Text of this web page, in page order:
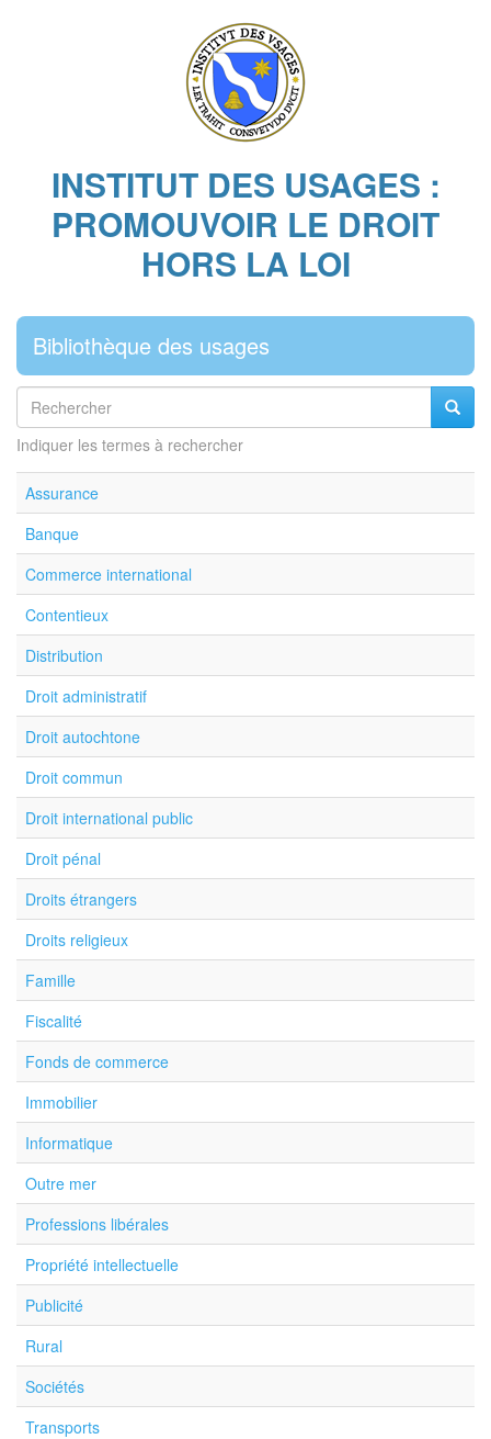
INSTITUT DES USAGES :
PROMOUVOIR LE DROIT
HORS LA LOI
Bibliothèque des usages
Rechercher
Indiquer les termes à rechercher
Assurance
Banque
Commerce international
Contentieux
Distribution
Droit administratif
Droit autochtone
Droit commun
Droit international public
Droit pénal
Droits étrangers
Droits religieux
Famille
Fiscalité
Fonds de commerce
Immobilier
Informatique
Outre mer
Professions libérales
Propriété intellectuelle
Publicité
Rural
Sociétés
Transports